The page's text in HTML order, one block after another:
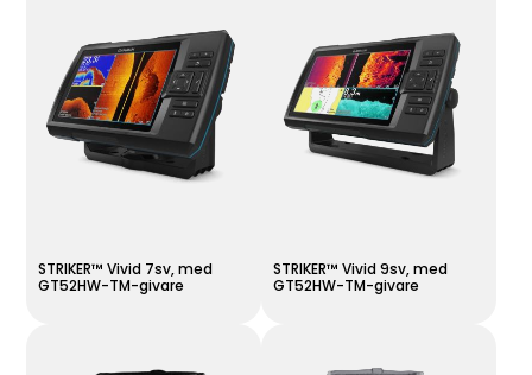
STRIKER™ Vivid 7sv, med
GT52HW-TM-givare
STRIKER™ Vivid 9sv, med
GT52HW-TM-givare